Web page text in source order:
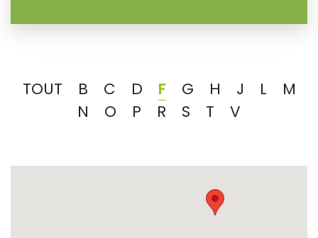
TOUT B C D F G H J L
M
N
O P R S T V